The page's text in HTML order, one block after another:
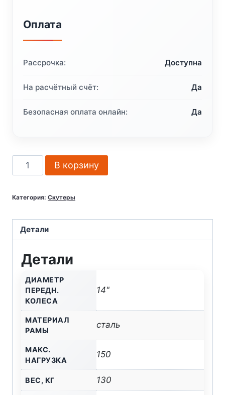
Оплата
Рассрочка: Доступна
На расчётный счёт: Да
Безопасная оплата онлайн: Да
Количество
товара
Motosuper
180
Light
Grey
(темно
серый)
В корзину
Категория: Скутеры
Детали
Детали
ДИАМЕТР
ПЕРЕДН.
КОЛЕСА
14"
МАТЕРИАЛ
РАМЫ
сталь
МАКС.
НАГРУЗКА
150
ВЕС, КГ 130